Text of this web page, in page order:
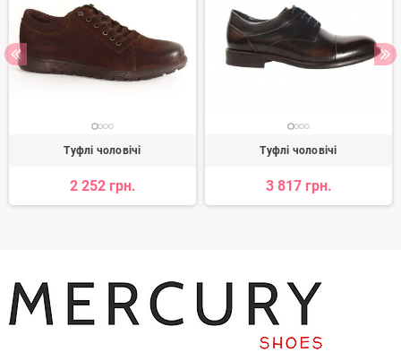
Туфлі чоловічі
2 252 грн.
Туфлі чоловічі
3 817 грн.